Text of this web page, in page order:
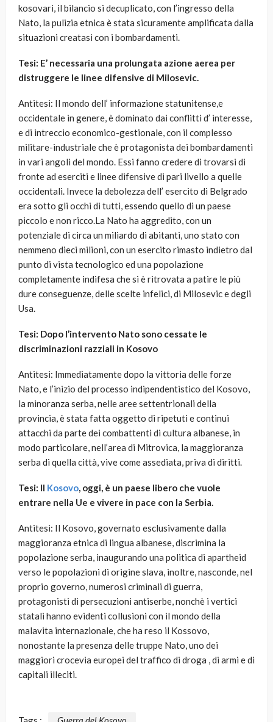
kosovari, il bilancio si decuplicato, con l’ingresso della
Nato, la pulizia etnica è stata sicuramente amplificata dalla
situazioni creatasi con i bombardamenti.
Tesi: E’ necessaria una prolungata azione aerea per
distruggere le linee difensive di Milosevic.
Antitesi: Il mondo dell’ informazione statunitense,e
occidentale in genere, è dominato dai conflitti d’ interesse,
e di intreccio economico-gestionale, con il complesso
militare-industriale che è protagonista dei bombardamenti
in vari angoli del mondo. Essi fanno credere di trovarsi di
fronte ad eserciti e linee difensive di pari livello a quelle
occidentali. Invece la debolezza dell’ esercito di Belgrado
era sotto gli occhi di tutti, essendo quello di un paese
piccolo e non ricco.La Nato ha aggredito, con un
potenziale di circa un miliardo di abitanti, uno stato con
nemmeno dieci milioni, con un esercito rimasto indietro dal
punto di vista tecnologico ed una popolazione
completamente indifesa che si è ritrovata a patire le più
dure conseguenze, delle scelte infelici, di Milosevic e degli
Usa.
Tesi: Dopo l’intervento Nato sono cessate le
discriminazioni razziali in Kosovo
Antitesi: Immediatamente dopo la vittoria delle forze
Nato, e l’inizio del processo indipendentistico del Kosovo,
la minoranza serba, nelle aree settentrionali della
provincia, è stata fatta oggetto di ripetuti e continui
attacchi da parte dei combattenti di cultura albanese, in
modo particolare, nell’area di Mitrovica, la maggioranza
serba di quella città, vive come assediata, priva di diritti.
Tesi: Il Kosovo, oggi, è un paese libero che vuole
entrare nella Ue e vivere in pace con la Serbia.
Antitesi: Il Kosovo, governato esclusivamente dalla
maggioranza etnica di lingua albanese, discrimina la
popolazione serba, inaugurando una politica di apartheid
verso le popolazioni di origine slava, inoltre, nasconde, nel
proprio governo, numerosi criminali di guerra,
protagonisti di persecuzioni antiserbe, nonchè i vertici
statali hanno evidenti collusioni con il mondo della
malavita internazionale, che ha reso il Kossovo,
nonostante la presenza delle truppe Nato, uno dei
maggiori crocevia europei del traffico di droga , di armi e di
capitali illeciti.